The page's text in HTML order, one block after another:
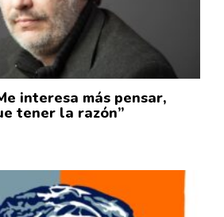
interesa más pensar,
tener la razón”